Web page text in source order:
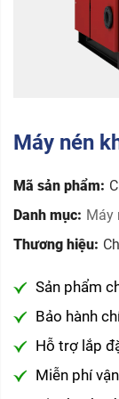
Máy nén
Mã sản phẩm:
Danh mục: Máy
Thương hiệu:
Sản phẩm
Bảo hành
Hỗ trợ lắp
Miễn phí